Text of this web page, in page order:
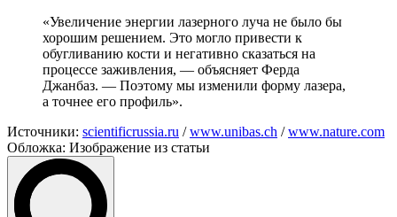
«Увеличение энергии лазерного луча не было бы
хорошим решением. Это могло привести к
обугливанию кости и негативно сказаться на
процессе заживления, — объясняет Ферда
Джанбаз. — Поэтому мы изменили форму лазера,
а точнее его профиль».
Источники: scientificrussia.ru /www.unibas.ch /www.nature.com
Обложка: Изображение из статьи